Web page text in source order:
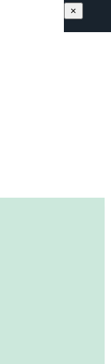
×